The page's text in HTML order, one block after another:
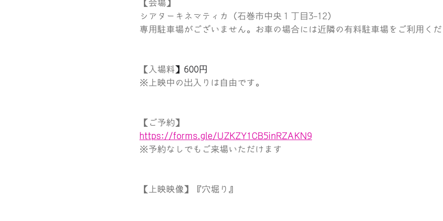
【会場】
シアターキネマティカ（石巻市中央１丁目3-12）
専用駐車場がございません。お車の場合には近隣の有料駐車場をご利用く
【入場料 】600円
※上映中の出入りは自由です。
【ご予約】
https://forms.gle/UZKZY1CB5inRZAKN9
※予約なしでもご来場いただけます
【上映映像】『穴堀り』